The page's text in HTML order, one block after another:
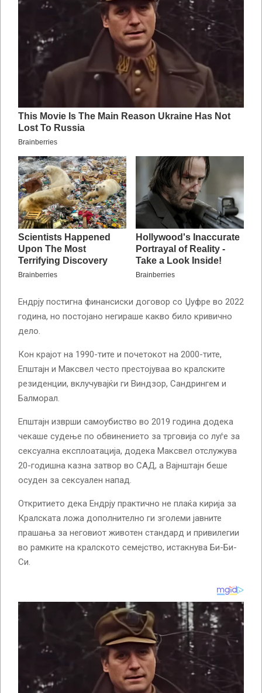
Ендрју постигна финансиски договор со Џуфре во 2022
година, но постојано негираше какво било кривично
дело.
Кон крајот на 1990-тите и почетокот на 2000-тите,
Епштајн и Максвел често престојуваа во кралските
резиденции, вклучувајќи ги Виндзор, Сандрингем и
Балморал.
Епштајн изврши самоубиство во 2019 година додека
чекаше судење по обвинението за трговија со луѓе за
сексуална експлоатација, додека Максвел отслужува
20-годишна казна затвор во САД, а Вајнштајн беше
осуден за сексуален напад.
Откритието дека Ендрју практично не плаќа кирија за
Кралската ложа дополнително ги зголеми јавните
прашања за неговиот животен стандард и привилегии
во рамките на кралското семејство, истакнува Би-Би-
Си.